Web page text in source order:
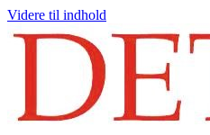
Videre til indhold